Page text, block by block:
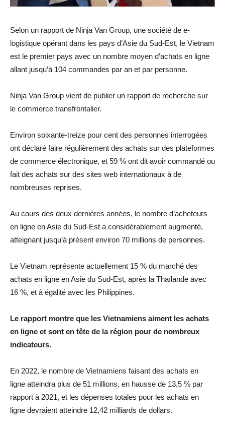
Selon un rapport de Ninja Van Group, une société de e-
logistique opérant dans les pays d’Asie du Sud-Est, le Vietnam
est le premier pays avec un nombre moyen d’achats en ligne
allant jusqu’à 104 commandes par an et par personne.
Ninja Van Group vient de publier un rapport de recherche sur
le commerce transfrontalier.
Environ soixante-treize pour cent des personnes interrogées
ont déclaré faire régulièrement des achats sur des plateformes
de commerce électronique, et 59 % ont dit avoir commandé ou
fait des achats sur des sites web internationaux à de
nombreuses reprises.
Au cours des deux dernières années, le nombre d’acheteurs
en ligne en Asie du Sud-Est a considérablement augmenté,
atteignant jusqu’à présent environ 70 millions de personnes.
Le Vietnam représente actuellement 15 % du marché des
achats en ligne en Asie du Sud-Est, après la Thaïlande avec
16 %, et à égalité avec les Philippines.
Le rapport montre que les Vietnamiens aiment les achats
en ligne et sont en tête de la région pour de nombreux
indicateurs.
En 2022, le nombre de Vietnamiens faisant des achats en
ligne atteindra plus de 51 millions, en hausse de 13,5 % par
rapport à 2021, et les dépenses totales pour les achats en
ligne devraient atteindre 12,42 milliards de dollars.